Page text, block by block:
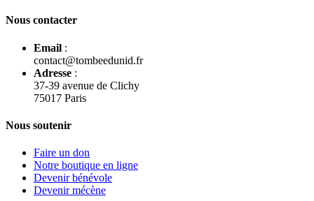
Nous contacter
Email :
contact@tombeedunid.fr
Adresse :
37-39 avenue de Clichy
75017 Paris
Nous soutenir
Faire un don
Notre boutique en ligne
Devenir bénévole
Devenir mécène